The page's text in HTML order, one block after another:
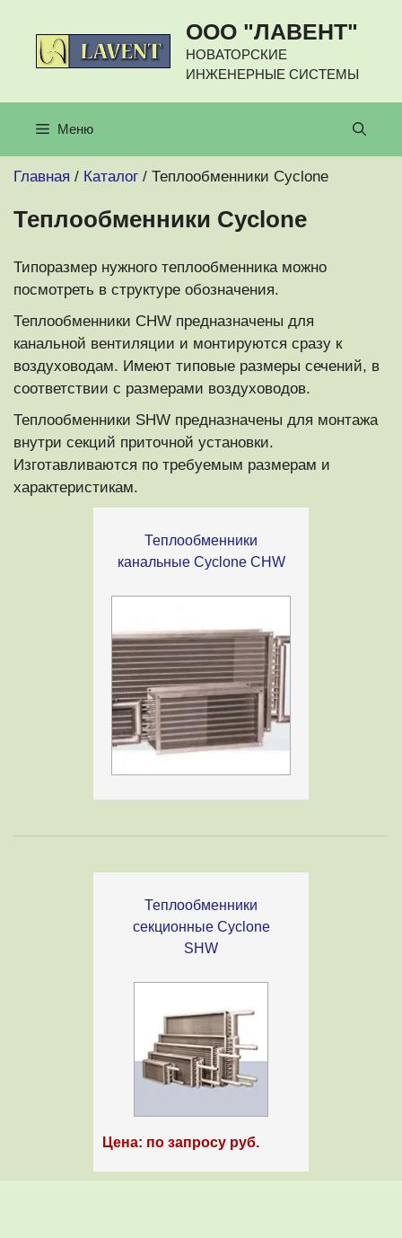
содержимому
ООО "ЛАВЕНТ"
НОВАТОРСКИЕ
ИНЖЕНЕРНЫЕ СИСТЕМЫ
Меню
Главная / Каталог / Теплообменники Cyclone
Теплообменники Cyclone
Типоразмер нужного теплообменника можно
посмотреть в структуре обозначения.
Теплообменники CHW предназначены для
канальной вентиляции и монтируются сразу к
воздуховодам. Имеют типовые размеры сечений, в
соответствии с размерами воздуховодов.
Теплообменники SHW предназначены для монтажа
внутри секций приточной установки.
Изготавливаются по требуемым размерам и
характеристикам.
Теплообменники
канальные Cyclone CHW
Теплообменники
секционные Cyclone
SHW
Цена: по запросу руб.